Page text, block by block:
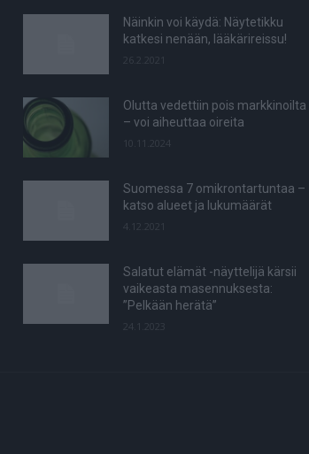
Näinkin voi käydä: Näytetikku
katkesi nenään, lääkärireissu!
26.2.2021
Olutta vedettiin pois markkinoilta
– voi aiheuttaa oireita
10.11.2024
Suomessa 7 omikrontartuntaa –
katso alueet ja lukumäärät
4.12.2021
Salatut elämät -näyttelijä kärsii
vaikeasta masennuksesta:
”Pelkään herätä”
24.1.2023